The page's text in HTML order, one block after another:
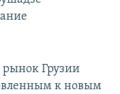
рынок Грузии
к новым